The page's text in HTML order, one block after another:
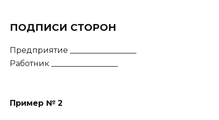
ПОДПИСИ СТОРОН
Предприятие _________________
Работник _________________
Пример № 2